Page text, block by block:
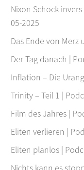
Nixon Schock
05-2025
Das Ende von Merz
Der Tag danach |
Inflation – Die
Trinity – Teil 1 |
Film des Jahres |
Eliten verlieren |
Eliten planlos |